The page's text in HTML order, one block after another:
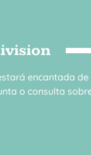
encantada
o consulta